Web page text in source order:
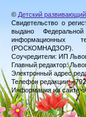
© Детский
Свидетельство о
выдано
информационных
(РОСКОМНАДЗОР).
Соучредители: ИП
Главный редактор:
Электронный адрес
Телефон редакции:
Информация на сайте